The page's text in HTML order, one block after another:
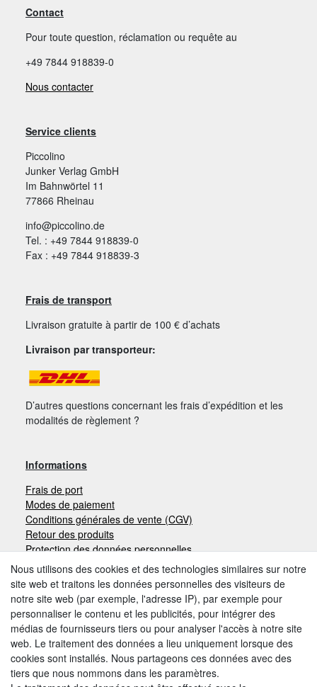
Contact
Pour toute question, réclamation ou requête au
+49 7844 918839-0
Nous contacter
Service clients
Piccolino
Junker Verlag GmbH
Im Bahnwörtel 11
77866 Rheinau
info@piccolino.de
Tel. : +49 7844 918839-0
Fax : +49 7844 918839-3
Frais de transport
Livraison gratuite à partir de 100 € d’achats
Livraison par transporteur:
D’autres questions concernant les frais d’expédition et les
modalités de règlement ?
Informations
Frais de port
Modes de paiement
Conditions générales de vente (CGV)
Retour des produits
Protection des données personnelles
Mentions légales
Moyens de paiement
Autres modes de paiement:
Nous utilisons des cookies et des technologies similaires sur notre
site web et traitons les données personnelles des visiteurs de
notre site web (par exemple, l'adresse IP), par exemple pour
personnaliser le contenu et les publicités, pour intégrer des
médias de fournisseurs tiers ou pour analyser l'accès à notre site
web. Le traitement des données a lieu uniquement lorsque des
cookies sont installés. Nous partageons ces données avec des
tiers que nous nommons dans les paramètres.